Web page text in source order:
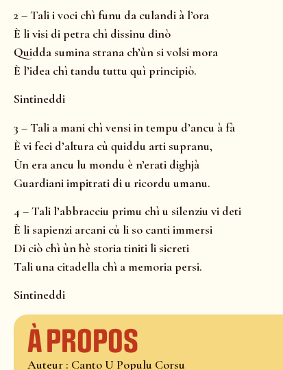
2 – Tali i voci chì funu da culandi à l’ora
È li visi di petra chì dissinu dinò
Quidda sumina strana ch’ùn si volsi mora
È l’idea chì tandu tuttu quì principiò.
Sintineddi
3 – Tali a mani chì vensi in tempu d’ancu à fà
È vi feci d’altura cù quiddu arti supranu,
Ùn era ancu lu mondu è n’erati dighjà
Guardiani impitrati di u ricordu umanu.
4 – Tali l’abbracciu primu chì u silenziu vi deti
È li sapienzi arcani cù li so canti immersi
Di ciò chì ùn hè storia tiniti li sicreti
Tali una citadella chì a memoria persi.
Sintineddi
À propos
Auteur : Canto U Populu Corsu